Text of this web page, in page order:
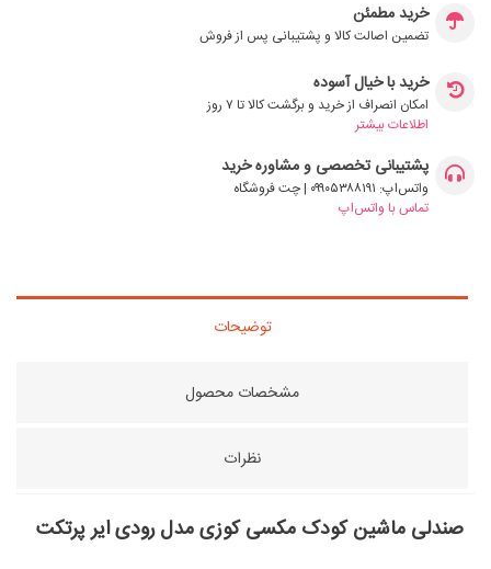
خرید مطمئن
تضمین اصالت کالا و پشتیبانی پس از فروش
خرید با خیال آسوده
امکان انصراف از خرید و برگشت کالا تا ۷ روز
اطلاعات بیشتر
پشتیبانی تخصصی و مشاوره خرید
واتس‌اپ: ۰۹۹۰۵۳۸۸۱۹۱ | چت فروشگاه
تماس با واتس‌اپ
توضیحات
مشخصات محصول
نظرات
صندلی ماشین کودک مکسی کوزی مدل رودی ایر پرتکت